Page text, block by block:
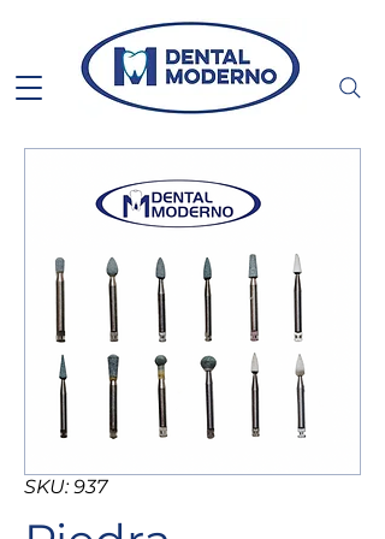
SKU: 937